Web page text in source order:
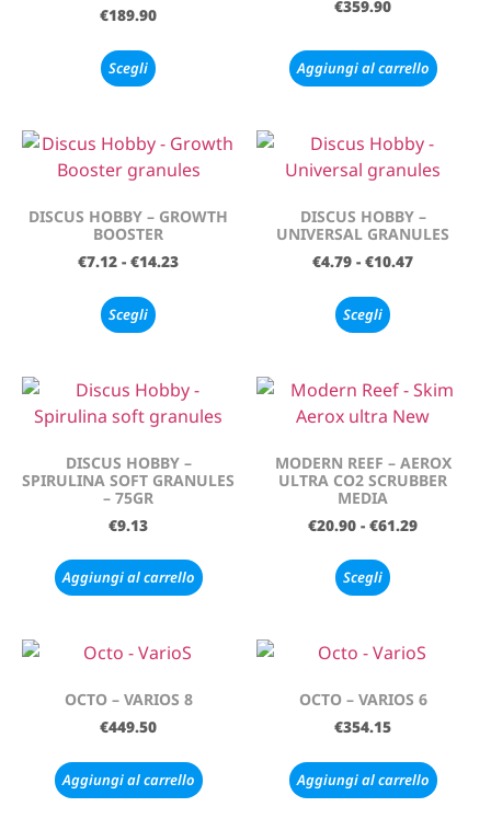
€189.90
Scegli
€359.90
Aggiungi al carrello
DISCUS HOBBY – GROWTH
BOOSTER
€7.12 - €14.23
Scegli
DISCUS HOBBY –
UNIVERSAL GRANULES
€4.79 - €10.47
Scegli
DISCUS HOBBY –
SPIRULINA SOFT GRANULES
– 75GR
€9.13
Aggiungi al carrello
MODERN REEF – AEROX
ULTRA CO2 SCRUBBER
MEDIA
€20.90 - €61.29
Scegli
OCTO – VARIOS 8
€449.50
Aggiungi al carrello
OCTO – VARIOS 6
€354.15
Aggiungi al carrello